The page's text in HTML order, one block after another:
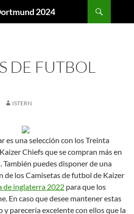
2024
DE FUTBOL
ISTERN
es una selección con los Treinta
Chiefs que se compran más en
puedes disponer de una
de los Camisetas de futbol de Kaizer
de inglaterra 2022 para que los
En caso que desee mantener estas
y parecería excelente con ellos que la